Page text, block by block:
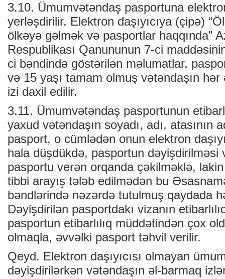
3.10. Ümumvətəndaş pasportuna
yerləşdirilir. Elektron daşıyıcıya (çipə)
ölkəyə gəlmək və pasportlar haqqında”
Respublikası Qanununun 7-ci
ci bəndində göstərilən məlumatlar,
və 15 yaşı tamam olmuş vətəndaşın
izi daxil edilir.
3.11. Ümumvətəndaş pasportunun
yaxud vətəndaşın soyadı, adı, atasının
pasport, o cümlədən onun elektron
hala düşdükdə, pasportun dəyişdirilməsi
pasportu verən orqanda çəkilməklə,
tibbi arayış tələb edilmədən bu
bəndlərində nəzərdə tutulmuş qaydada
Dəyişdirilən pasportdakı vizanın
pasportun etibarlılıq müddətindən çox
olmaqla, əvvəlki pasport təhvil verilir.
Qeyd. Elektron daşıyıcısı olmayan
dəyişdirilərkən vətəndaşın əl-barmaq